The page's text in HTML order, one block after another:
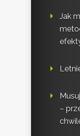
Jak
–